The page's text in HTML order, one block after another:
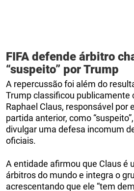
FIFA defende árbitro
“suspeito” por Trump
A repercussão foi além do
Trump classificou publicamente
Raphael Claus, responsável por
partida anterior, como
divulgar uma defesa incomum
oficiais.
A entidade afirmou que Claus é
árbitros do mundo e integra o
acrescentando que ele “tem